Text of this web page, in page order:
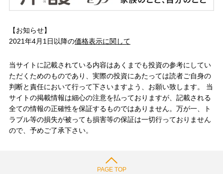
【お知らせ】
2021年4月1日以降の価格表示に関して
当サイトに記載されている内容はあくまでも投資の参考にしてい
ただくためのものであり、実際の投資にあたっては読者ご自身の
判断と責任において行って下さいますよう、お願い致します。 当
サイトの掲載情報は細心の注意を払っておりますが、記載される
全ての情報の正確性を保証するものではありません。万が一、ト
ラブル等の損失が被っても損害等の保証は一切行っておりません
ので、予めご了承下さい。
PAGE TOP